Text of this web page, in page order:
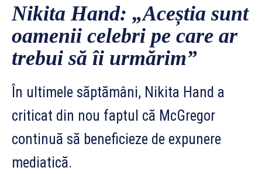
Nikita Hand: „Aceștia sunt
oamenii celebri pe care ar
trebui să îi urmărim”
În ultimele săptămâni, Nikita Hand a
criticat din nou faptul că McGregor
continuă să beneficieze de expunere
mediatică.